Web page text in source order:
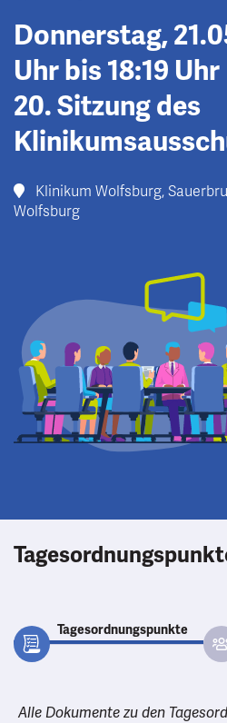
Donnerstag,
Uhr bis 18:19 Uhr
20. Sitzung des
Klinikum Wolfsburg,
Wolfsburg
Tagesordnungspunkte
Alle Dokumente zu den